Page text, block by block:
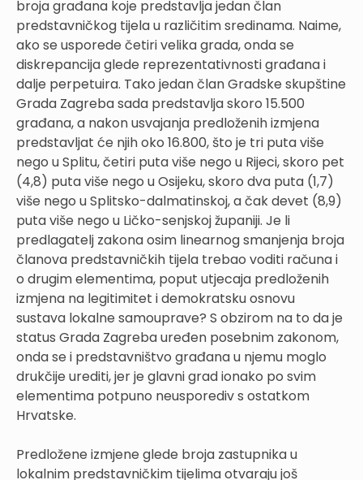
broja građana koje predstavlja jedan član
predstavničkog tijela u različitim sredinama. Naime,
ako se usporede četiri velika grada, onda se
diskrepancija glede reprezentativnosti građana i
dalje perpetuira. Tako jedan član Gradske skupštine
Grada Zagreba sada predstavlja skoro 15.500
građana, a nakon usvajanja predloženih izmjena
predstavljat će njih oko 16.800, što je tri puta više
nego u Splitu, četiri puta više nego u Rijeci, skoro pet
(4,8) puta više nego u Osijeku, skoro dva puta (1,7)
više nego u Splitsko-dalmatinskoj, a čak devet (8,9)
puta više nego u Ličko-senjskoj županiji. Je li
predlagatelj zakona osim linearnog smanjenja broja
članova predstavničkih tijela trebao voditi računa i
o drugim elementima, poput utjecaja predloženih
izmjena na legitimitet i demokratsku osnovu
sustava lokalne samouprave? S obzirom na to da je
status Grada Zagreba uređen posebnim zakonom,
onda se i predstavništvo građana u njemu moglo
drukčije urediti, jer je glavni grad ionako po svim
elementima potpuno neusporediv s ostatkom
Hrvatske.
Predložene izmjene glede broja zastupnika u
lokalnim predstavničkim tijelima otvaraju još